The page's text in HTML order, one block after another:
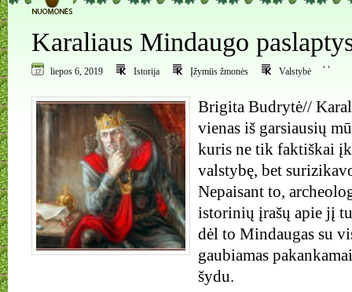
Karaliaus Mindaugo
liepos 6, 2019 Istorija
,
Įžymūs žmonės
,
Valstybė
Brigita Budrytė//
vienas iš garsiausių
kuris ne tik faktiškai
valstybę, bet
Nepaisant to,
istorinių įrašų apie jį
dėl to Mindaugas su
gaubiamas
šydu.